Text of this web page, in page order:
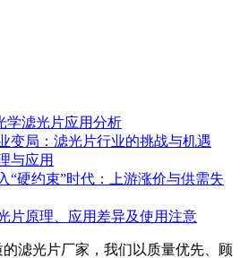
学滤光片应用分析
变局：滤光片行业的挑战与机遇
与应用
“硬约束”时代：上游涨价与供需失
片原理、应用差异及使用注意
滤光片厂家，我们以质量优先、顾